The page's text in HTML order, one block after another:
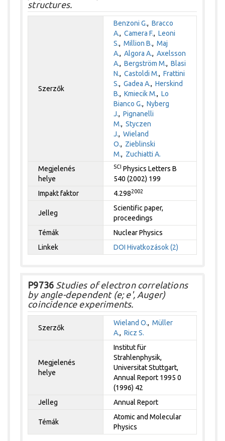
structures.
Szerzők
Benzoni G.,Bracco
A.,Camera F.,Leoni
S.,Million B.,Maj
A.,Algora A.,Axelsson
A.,Bergström M.,Blasi
N.,Castoldi M.,Frattini
S.,Gadea A.,Herskind
B.,Kmiecik M.,Lo
Bianco G.,Nyberg
J.,Pignanelli
M.,Styczen
J.,Wieland
O., Zieblinski
M., Zuchiatti A.
Megjelenés
helye
SCI Physics Letters B
540 (2002) 199
Impakt faktor
4.2982002
Jelleg
Scientific paper,
proceedings
Témák
Nuclear Physics
Linkek
DOI Hivatkozások (2)
P9736 Studies of electron correlations
by angle-dependent (e; e', Auger)
coincidence experiments.
Szerzők
Wieland O.,Müller
A.,Ricz S.
Megjelenés
helye
Institut für
Strahlenphysik,
Universitat Stuttgart,
Annual Report 1995 0
(1996) 42
Jelleg
Annual Report
Témák
Atomic and Molecular
Physics